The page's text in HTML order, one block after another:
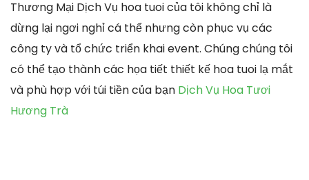
Thương Mại Dịch Vụ hoa tuoi của tôi không chỉ là
dừng lại ngơi nghỉ cá thể nhưng còn phục vụ các
công ty và tổ chức triển khai event. Chúng chúng tôi
có thể tạo thành các họa tiết thiết kế hoa tuoi lạ mắt
và phù hợp với túi tiền của bạn Dịch Vụ Hoa Tươi
Hương Trà